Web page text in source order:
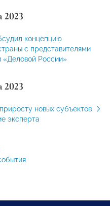
2023
концепцию
с представителями
России»
2023
новых субъектов
эксперта